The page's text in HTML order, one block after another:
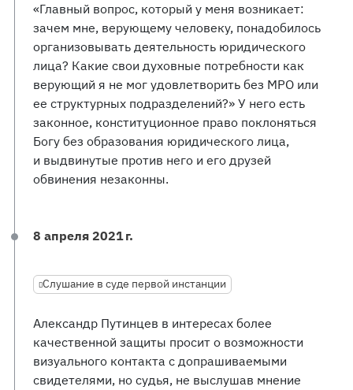
«Главный вопрос, который у меня возникает:
зачем мне, верующему человеку, понадобилось
организовывать деятельность юридического
лица? Какие свои духовные потребности как
верующий я не мог удовлетворить без МРО или
ее структурных подразделений?» У него есть
законное, конституционное право поклоняться
Богу без образования юридического лица,
и выдвинутые против него и его друзей
обвинения незаконны.
8 апреля 2021 г.
Слушание в суде первой инстанции
Александр Путинцев в интересах более
качественной защиты просит о возможности
визуального контакта с допрашиваемыми
свидетелями, но судья, не выслушав мнение